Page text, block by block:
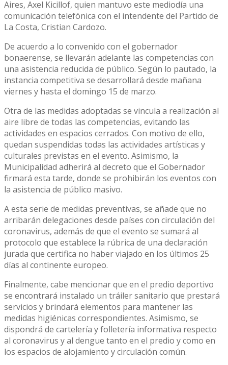
Aires, Axel Kicillof, quien mantuvo este mediodía una
comunicación telefónica con el intendente del Partido de
La Costa, Cristian Cardozo.
De acuerdo a lo convenido con el gobernador
bonaerense, se llevarán adelante las competencias con
una asistencia reducida de público. Según lo pautado, la
instancia competitiva se desarrollará desde mañana
viernes y hasta el domingo 15 de marzo.
Otra de las medidas adoptadas se vincula a realización al
aire libre de todas las competencias, evitando las
actividades en espacios cerrados. Con motivo de ello,
quedan suspendidas todas las actividades artísticas y
culturales previstas en el evento. Asimismo, la
Municipalidad adherirá al decreto que el Gobernador
firmará esta tarde, donde se prohibirán los eventos con
la asistencia de público masivo.
A esta serie de medidas preventivas, se añade que no
arribarán delegaciones desde países con circulación del
coronavirus, además de que el evento se sumará al
protocolo que establece la rúbrica de una declaración
jurada que certifica no haber viajado en los últimos 25
días al continente europeo.
Finalmente, cabe mencionar que en el predio deportivo
se encontrará instalado un tráiler sanitario que prestará
servicios y brindará elementos para mantener las
medidas higiénicas correspondientes. Asimismo, se
dispondrá de cartelería y folletería informativa respecto
al coronavirus y al dengue tanto en el predio y como en
los espacios de alojamiento y circulación común.